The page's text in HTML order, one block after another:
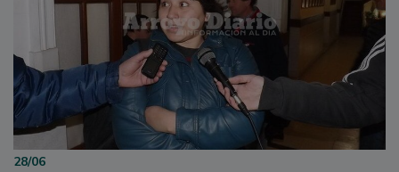
28/06